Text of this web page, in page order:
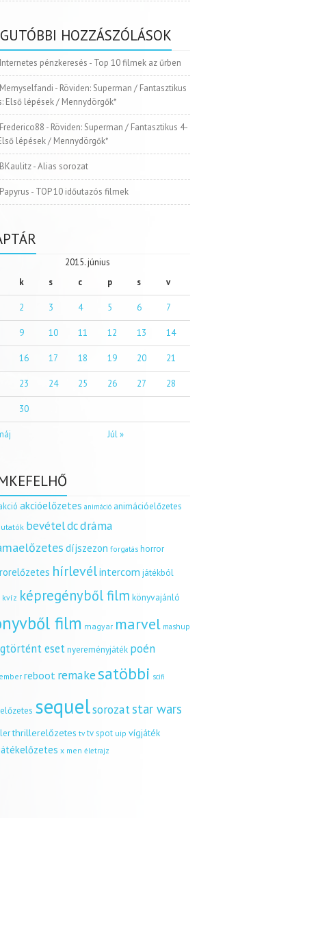
HOZZÁSZÓLÁSOK
Internetes pénzkeresés - Top 10 filmek az űrben
Memyselfandi - Röviden: Superman / Fantasztikus
Első lépések / Mennydörgők*
Frederico88 - Röviden: Superman / Fantasztikus 4-
lépések / Mennydörgők*
BKaulitz-Alias sorozat
Papyrus - TOP 10 időutazós filmek
2015. június
k s c p s v
Júl »
2 3 4 5 6 7
9 10 11 12 13 14
16 17 18 19 20 21
23 24 25 26 27 28
30
akcióelőzetes animáció animációelőzetes
bevételdcdráma
díjszezon forgatás horror
hírlevélintercom játékból
kvíz képregényből film könyvajánló
film magyar marvel mashup
esetnyereményjáték poén
reboot remakesatöbbi scifi
sequelsorozatstar wars
thrillerelőzetes tv tv spot uip vígjáték
x men életrajz